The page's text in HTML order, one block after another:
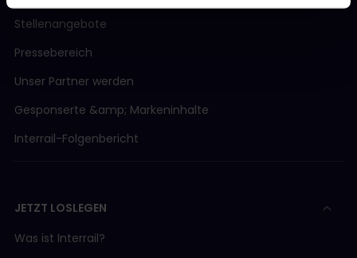
Stellenangebote
Pressebereich
Unser Partner werden
Gesponserte &amp; Markeninhalte
Interrail-Folgenbericht
JETZT LOSLEGEN
Was ist Interrail?